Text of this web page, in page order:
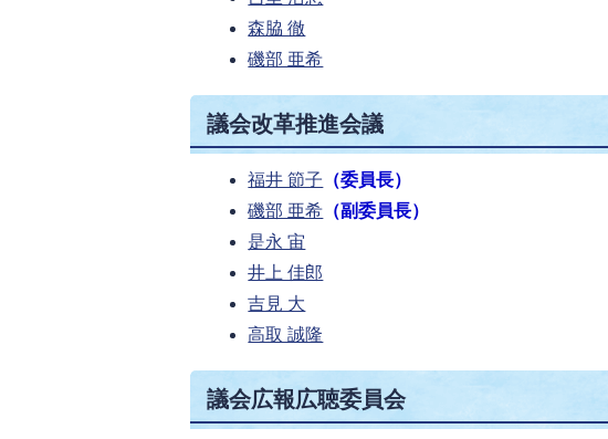
森脇 徹
磯部 亜希
議会改革推進会議
福井 節子 （委員長）
磯部 亜希 （副委員長）
是永 宙
井上 佳郎
吉見 大
高取 誠隆
議会広報広聴委員会